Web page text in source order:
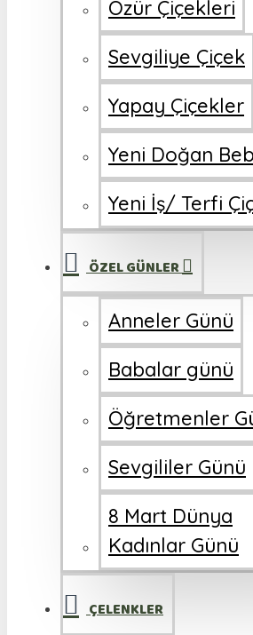
Özür Çiçekleri
Sevgiliye Çiçek
Yapay Çiçekler
Yeni Doğan
Yeni İş/ Terfi
ÖZEL GÜNLER
Anneler Günü
Babalar günü
Öğretmenler
Sevgililer Günü
8 Mart Dünya
Kadınlar Günü
ÇELENKLER